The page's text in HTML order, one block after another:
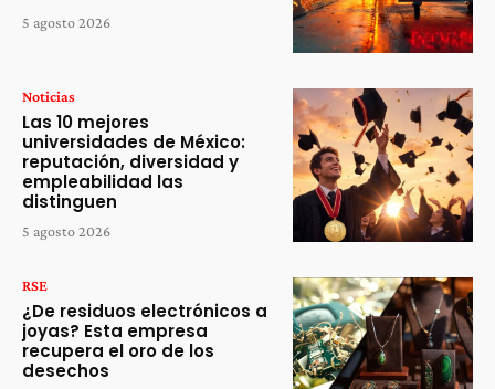
5 agosto 2026
Noticias
Las 10 mejores
universidades de México:
reputación, diversidad y
empleabilidad las
distinguen
5 agosto 2026
RSE
¿De residuos electrónicos a
joyas? Esta empresa
recupera el oro de los
desechos